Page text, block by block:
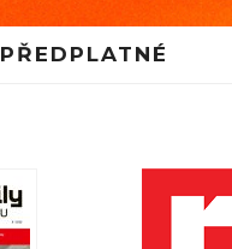
PŘEDPLATNÉ